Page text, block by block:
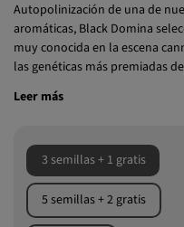
Autopolinización de una de
aromáticas, Black Domina
muy conocida en la escena
las genéticas más premiadas
Leer más
3 semillas + 1 gratis
5 semillas + 2 gratis